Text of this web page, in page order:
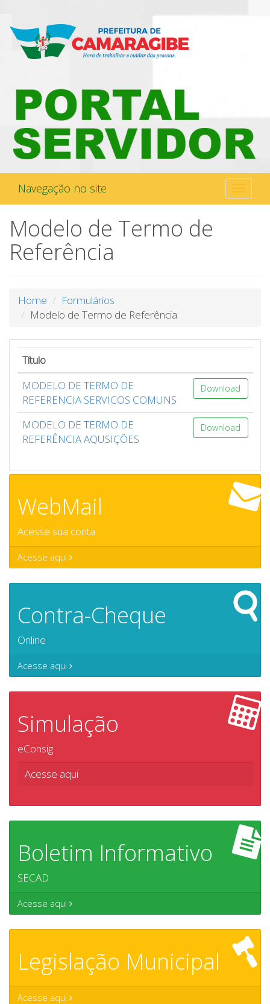
Toggle
Navegação no site
Modelo de Termo de
Referência
Home
Formulários
Modelo de Termo de Referência
Título
MODELO DE TERMO DE
REFERENCIA SERVICOS COMUNS
Download
MODELO DE TERMO DE
REFERÊNCIA AQUSIÇÕES
Download
WebMail
Acesse sua conta
Acesse aqui
Contra-Cheque
Online
Acesse aqui
Simulação
eConsig
Acesse aqui
Boletim Informativo
SECAD
Acesse aqui
Legislação Municipal
Acesse aqui